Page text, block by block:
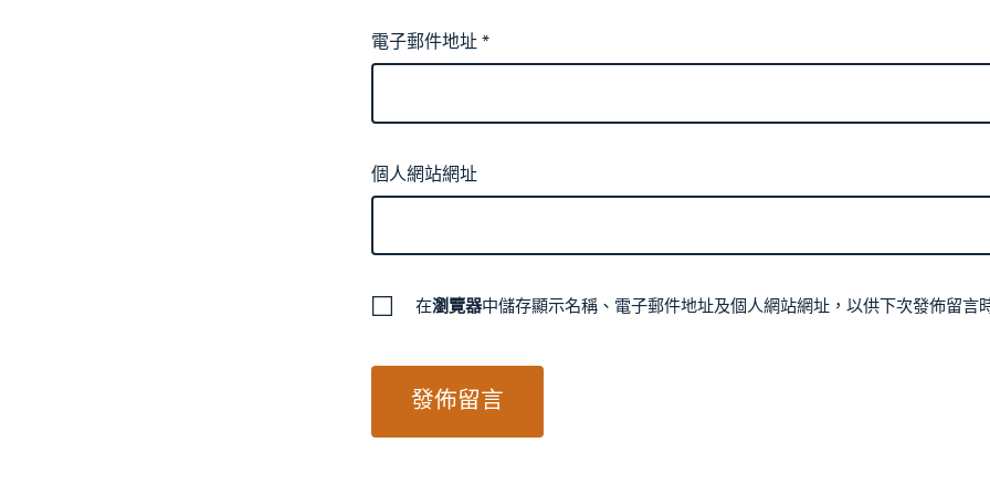
電子郵件地址*
個人網站網址
在瀏覽器中儲存顯示名稱、電子郵件地址及個人網站網址，以供下次發佈留言